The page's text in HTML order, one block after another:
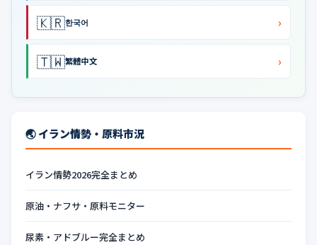
🇰🇷한국어 ›
🇹🇼繁體中文 ›
🌏 イラン情勢・原料市況
イラン情勢2026完全まとめ
原油・ナフサ・原料モニター
尿素・アドブルー完全まとめ